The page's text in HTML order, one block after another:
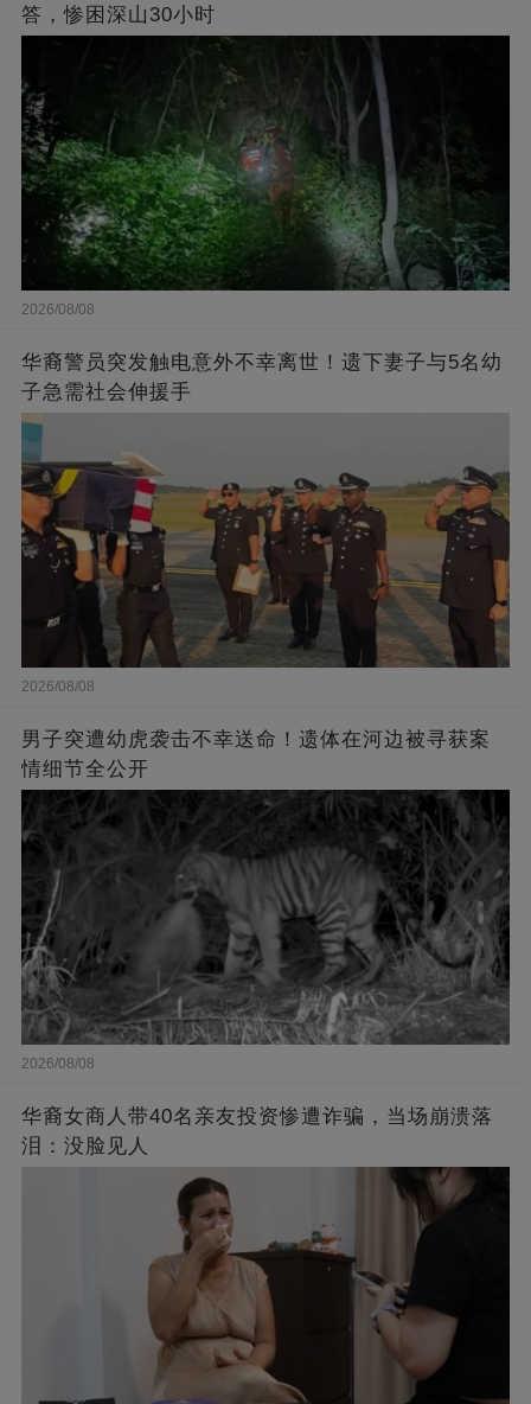
答，惨困深山30小时
2026/08/08
华裔警员突发触电意外不幸离世！遗下妻子与5名幼
子急需社会伸援手
2026/08/08
男子突遭幼虎袭击不幸送命！遗体在河边被寻获案
情细节全公开
2026/08/08
华裔女商人带40名亲友投资惨遭诈骗，当场崩溃落
泪：没脸见人